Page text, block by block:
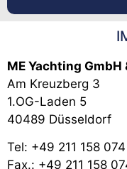
ME Yachting GmbH
Am Kreuzberg 3
1.OG-Laden 5
40489 Düsseldorf
Tel: +49 211 158
Fax.: +49 211 158